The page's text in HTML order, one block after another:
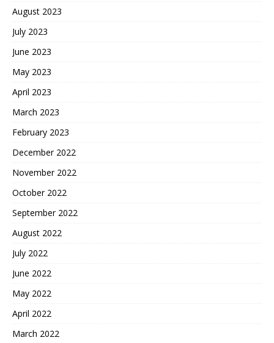
August 2023
July 2023
June 2023
May 2023
April 2023
March 2023
February 2023
December 2022
November 2022
October 2022
September 2022
August 2022
July 2022
June 2022
May 2022
April 2022
March 2022